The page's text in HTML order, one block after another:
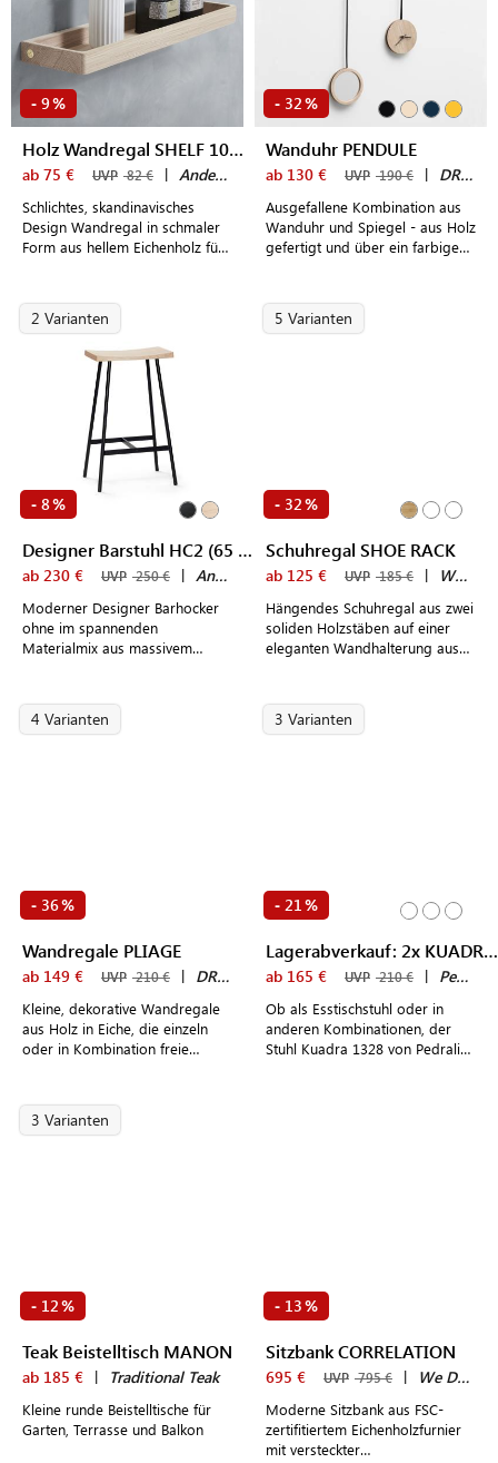
- 9 %
Holz Wandregal SHELF 10+11
ab 75 € UVP 82 € | Andersen Furniture
Schlichtes, skandinavisches
Design Wandregal in schmaler
Form aus hellem Eichenholz für
- 32 %
Wanduhr PENDULE
ab 130 € UVP 190 € | DRUGEOT MANUFACTURE
Ausgefallene Kombination aus
Wanduhr und Spiegel - aus Holz
gefertigt und über ein farbiges
2 Varianten
- 8%
Designer Barstuhl HC2 (65 cm)
ab 230 € UVP 250 € | Andersen Furniture
Moderner Designer Barhocker
ohne im spannenden
Materialmix aus massivem
5 Varianten
- 32 %
Schuhregal SHOE RACK
ab 125 € UVP 185 € | We Do Wood
Hängendes Schuhregal aus zwei
soliden Holzstäben auf einer
eleganten Wandhalterung aus
4 Varianten
- 36%
Wandregale PLIAGE
ab 149 € UVP 210 € | DRUGEOT MANUFACTURE
Kleine, dekorative Wandregale
aus Holz in Eiche, die einzeln
oder in Kombination freie
3 Varianten
- 21 %
Lagerabverkauf: 2x KUADRA 1328
ab 165 € UVP 210 € | Pedrali
Ob als Esstischstuhl oder in
anderen Kombinationen, der
Stuhl Kuadra 1328 von Pedrali
3 Varianten
- 12 %
Teak Beistelltisch MANON
ab 185 € | Traditional Teak
Kleine runde Beistelltische für
Garten, Terrasse und Balkon
- 13 %
Sitzbank CORRELATION
695 € UVP 795 € | We Do Wood
Moderne Sitzbank aus FSC-
zertifitiertem Eichenholzfurnier
mit versteckter